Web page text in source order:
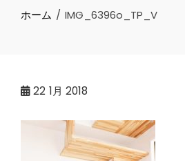
ホーム IMG_6396o_TP_V
22 1月 2018